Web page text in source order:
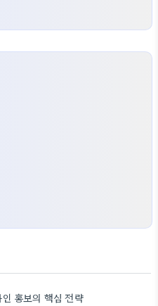
홍보의 핵심 전략